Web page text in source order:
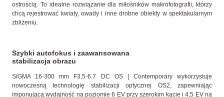
ostrością. To idealne rozwiązanie dla miłośników makrofotografii, którzy
chcą rejestrować kwiaty, owady i inne drobne obiekty w spektakularnym
zbliżeniu.
Szybki autofokus i zaawansowana
stabilizacja obrazu
SIGMA 16-300 mm F3.5-6.7 DC OS | Contemporary wykorzystuje
nowoczesną technologię stabilizacji optycznej OS2, zapewniając
imponującą wydajność na poziomie 6 EV przy szerokim kącie i 4,5 EV na